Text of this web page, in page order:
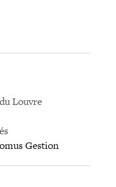
Louvre
Gestion